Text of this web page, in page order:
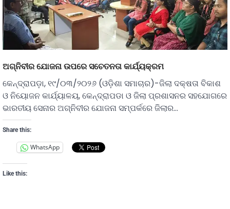
ଅଗ୍ନିବୀର ଯୋଜନା ଉପରେ ସଚେତନତା କାର୍ଯ୍ୟକ୍ରମ
କେନ୍ଦ୍ରାପଡ଼ା, ୧୯/୦୩/୨୦୨୬ (ଓଡ଼ିଶା ସମାଚାର)-ଜିଲା ଦକ୍ଷତା ବିକାଶ
ଓ ନିୟୋଜନ କାର୍ଯ୍ୟାଳୟ, କେନ୍ଦ୍ରାପଡା ଓ ଜିଲା ପ୍ରଶାସନର ସହଯୋଗରେ
ଭାରତୀୟ ସେନାର ଅଗ୍ନିବୀର ଯୋଜନା ସମ୍ପର୍କରେ ଜିଲାର…
Share this:
WhatsApp
Like this: